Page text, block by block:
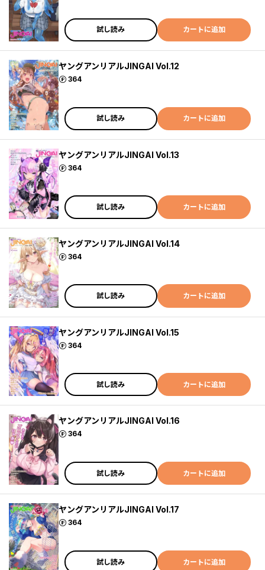
試し読み カートに追加
ヤングアンリアルJINGAI Vol.12
364
ポイント
試し読み カートに追加
ヤングアンリアルJINGAI Vol.13
364
ポイント
試し読み カートに追加
ヤングアンリアルJINGAI Vol.14
364
ポイント
試し読み カートに追加
ヤングアンリアルJINGAI Vol.15
364
ポイント
試し読み カートに追加
ヤングアンリアルJINGAI Vol.16
364
ポイント
試し読み カートに追加
ヤングアンリアルJINGAI Vol.17
364
ポイント
試し読み カートに追加